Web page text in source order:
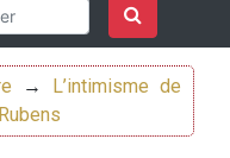
→
L’intimisme de